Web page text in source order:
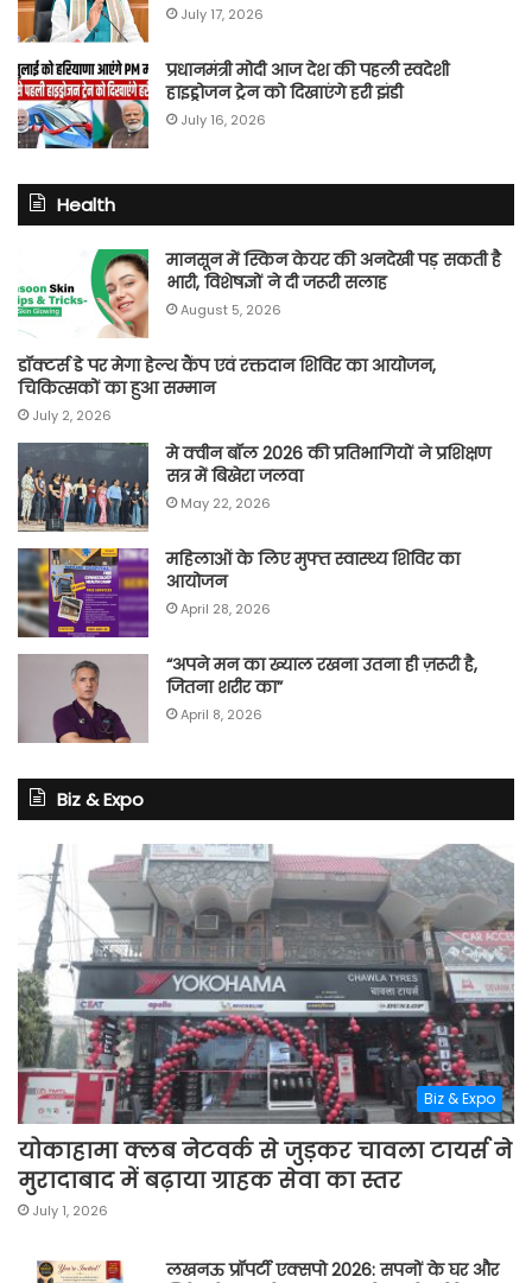
July 17, 2026
प्रधानमंत्री मोदी आज देश की पहली स्वदेशी
हाइड्रोजन ट्रेन को दिखाएंगे हरी झंडी
July 16, 2026
Health
मानसून में स्किन केयर की अनदेखी पड़ सकती है
भारी, विशेषज्ञों ने दी जरूरी सलाह
August 5, 2026
डॉक्टर्स डे पर मेगा हेल्थ कैंप एवं रक्तदान शिविर का आयोजन,
चिकित्सकों का हुआ सम्मान
July 2, 2026
मे क्वीन बॉल 2026 की प्रतिभागियों ने प्रशिक्षण
सत्र में बिखेरा जलवा
May 22, 2026
महिलाओं के लिए मुफ्त स्वास्थ्य शिविर का
आयोजन
April 28, 2026
“अपने मन का ख्याल रखना उतना ही ज़रूरी है,
जितना शरीर का”
April 8, 2026
Biz & Expo
Biz & Expo
योकाहामा क्लब नेटवर्क से जुड़कर चावला टायर्स ने
मुरादाबाद में बढ़ाया ग्राहक सेवा का स्तर
July 1, 2026
लखनऊ प्रॉपर्टी एक्सपो 2026: सपनों के घर और